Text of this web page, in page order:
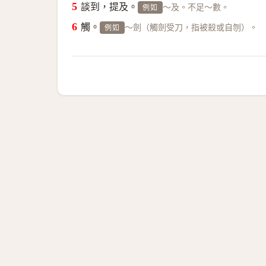
談到，提及。 例如 ～及。不足～數。
觸。 例如 ～劍（觸劍受刀，指被殺或自刎）。